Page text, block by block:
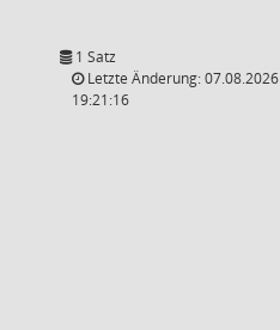
1 Satz
Letzte Änderung: 07.08.2026
19:21:16